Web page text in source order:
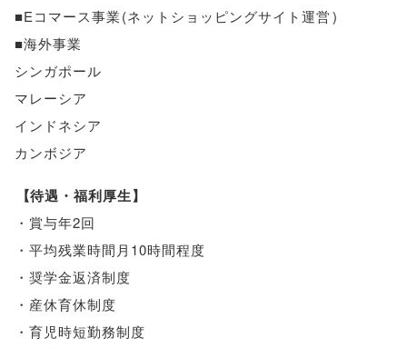
■Eコマース事業(ネットショッピングサイト運営)
■海外事業
シンガポール
マレーシア
インドネシア
カンボジア
【待遇・福利厚生】
・賞与年2回
・平均残業時間月10時間程度
・奨学金返済制度
・産休育休制度
・育児時短勤務制度